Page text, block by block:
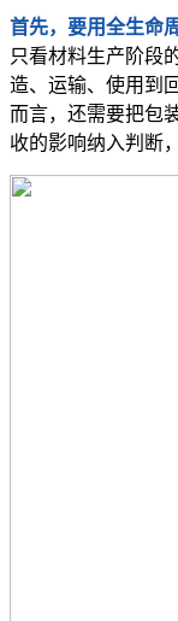
首先，要用全生命
只看材料生产阶段
造、运输、使用到
而言，还需要把包
收的影响纳入判断